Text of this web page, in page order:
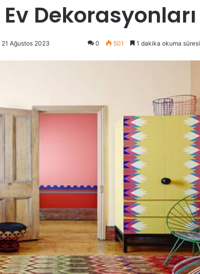
Ev Dekorasyonları
Ağustos 2023 0 501 1 dakika okuma süresi